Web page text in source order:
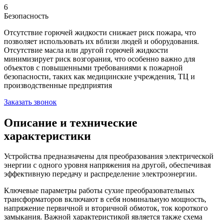
6
Безопасность
Отсутствие горючей жидкости снижает риск пожара, что
позволяет использовать их вблизи людей и оборудования.
Отсутствие масла или другой горючей жидкости
минимизирует риск возгорания, что особенно важно для
объектов с повышенными требованиями к пожарной
безопасности, таких как медицинские учреждения, ТЦ и
производственные предприятия
Заказать звонок
Описание и технические
характеристики
Устройства предназначены для преобразования электрической
энергии с одного уровня напряжения на другой, обеспечивая
эффективную передачу и распределение электроэнергии.
Ключевые параметры работы сухие преобразовательных
трансформаторов включают в себя номинальную мощность,
напряжение первичной и вторичной обмоток, ток короткого
замыкания. Важной характеристикой является также схема